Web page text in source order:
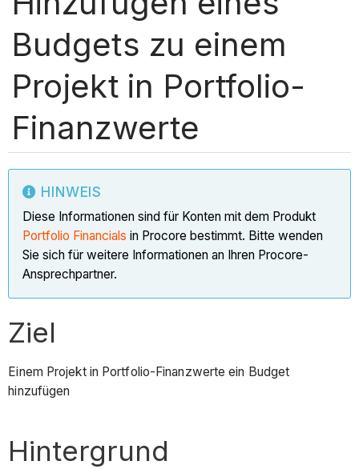
Budgets zu einem
Projekt in Portfolio-
Finanzwerte
HINWEIS
Diese Informationen sind für Konten mit dem Produkt
Portfolio Financials in Procore bestimmt. Bitte wenden
Sie sich für weitere Informationen an Ihren Procore-
Ansprechpartner.
Ziel
Einem Projekt in Portfolio-Finanzwerte ein Budget
hinzufügen
Hintergrund